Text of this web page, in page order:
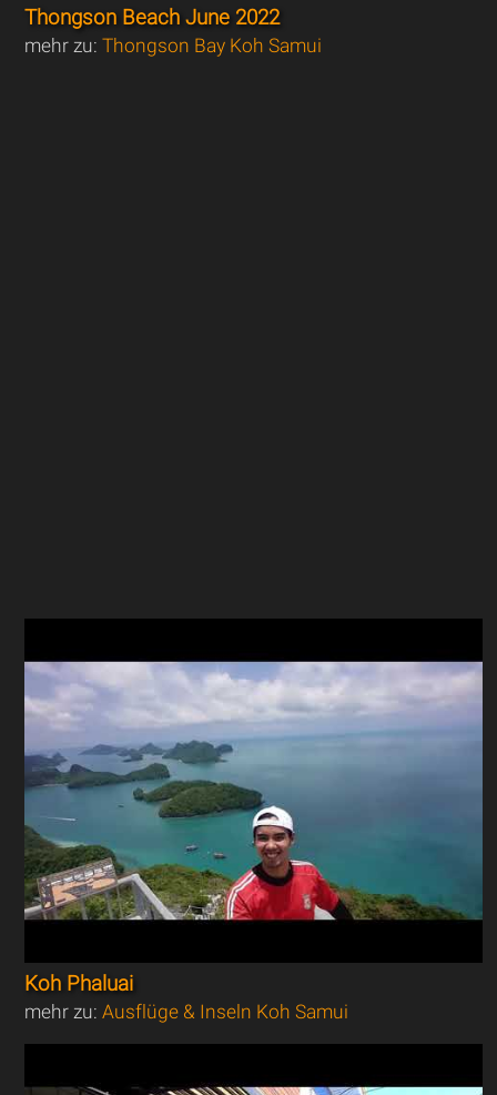
Thongson Beach June 2022
mehr zu:Thongson Bay Koh Samui
Koh Phaluai
mehr zu:Ausflüge & Inseln Koh Samui